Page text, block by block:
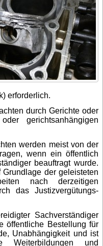
erforderlich.
durch Gerichte oder
gerichtsanhängigen
werden meist von der
wenn ein öffentlich
beauftragt wurde.
der geleisteten
nach derzeitigen
das Justizvergütungs-
Sachverständiger
öffentliche Bestellung für
Unabhängigkeit und ist
Weiterbildungen und